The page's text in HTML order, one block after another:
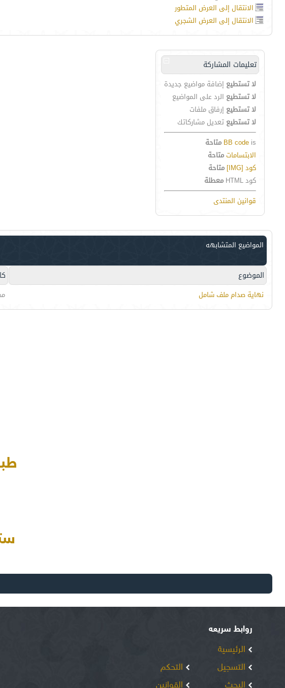
الانتقال إلى العرض المتطور
الانتقال إلى العرض الشجري
تعليمات المشاركة
لا تستطيع إضافة مواضيع جديدة
لا تستطيع الرد على المواضيع
لا تستطيع إرفاق ملفات
لا تستطيع تعديل مشاركاتك
BB code is
متاحة
الابتساماتمتاحة
كود [IMG]
متاحة
كود HTML
معطلة
قوانين المنتدى
المواضيع المتشابهه
الموضوع
نهاية صدام ملف شامل
روابط سريعه
الرئيسية
التسجيل
البحث
التحكم
القوانين